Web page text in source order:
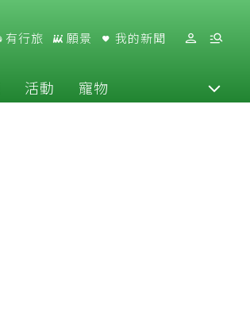
有行旅 願景 我的新聞
活動 寵物